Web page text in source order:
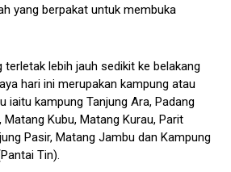
yang berpakat untuk membuka
terletak lebih jauh sedikit ke belakang
hari ini merupakan kampung atau
iaitu kampung Tanjung Ara, Padang
Matang Kubu, Matang Kurau, Parit
Pasir, Matang Jambu dan Kampung
Tin).